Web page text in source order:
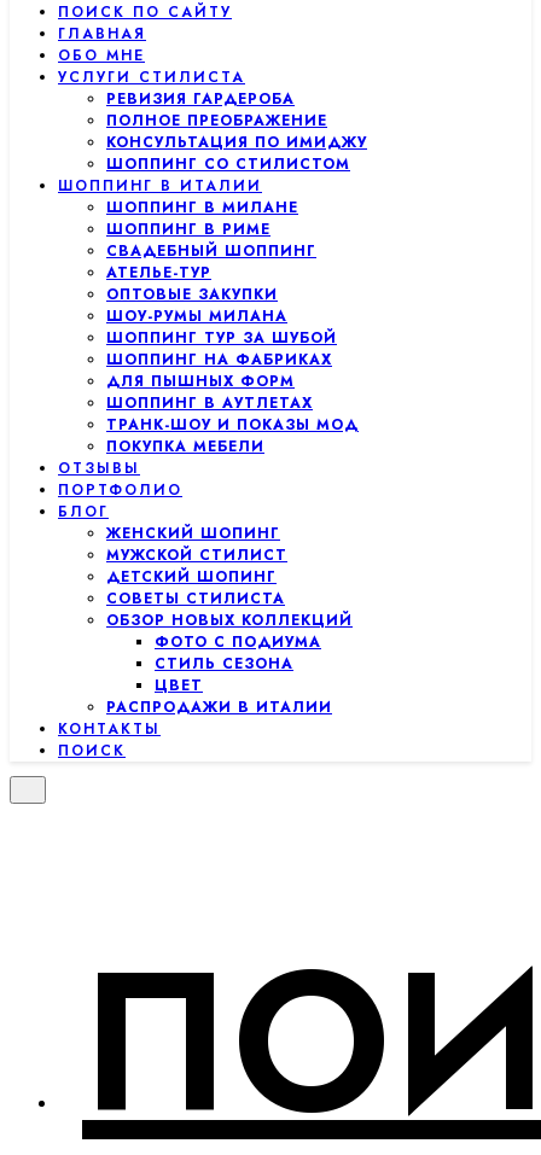
ПОИСК ПО САЙТУ
ГЛАВНАЯ
ОБО МНЕ
УСЛУГИ СТИЛИСТА
РЕВИЗИЯ ГАРДЕРОБА
ПОЛНОЕ ПРЕОБРАЖЕНИЕ
КОНСУЛЬТАЦИЯ ПО ИМИДЖУ
ШОППИНГ СО СТИЛИСТОМ
ШОППИНГ В ИТАЛИИ
ШОППИНГ В МИЛАНЕ
ШОППИНГ В РИМЕ
СВАДЕБНЫЙ ШОППИНГ
АТЕЛЬЕ-ТУР
ОПТОВЫЕ ЗАКУПКИ
ШОУ-РУМЫ МИЛАНА
ШОППИНГ ТУР ЗА ШУБОЙ
ШОППИНГ НА ФАБРИКАХ
ДЛЯ ПЫШНЫХ ФОРМ
ШОППИНГ В АУТЛЕТАХ
ТРАНК-ШОУ И ПОКАЗЫ МОД
ПОКУПКА МЕБЕЛИ
ОТЗЫВЫ
ПОРТФОЛИО
БЛОГ
ЖЕНСКИЙ ШОПИНГ
МУЖСКОЙ СТИЛИСТ
ДЕТСКИЙ ШОПИНГ
СОВЕТЫ СТИЛИСТА
ОБЗОР НОВЫХ КОЛЛЕКЦИЙ
ФОТО С ПОДИУМА
СТИЛЬ СЕЗОНА
ЦВЕТ
РАСПРОДАЖИ В ИТАЛИИ
КОНТАКТЫ
ПОИСК